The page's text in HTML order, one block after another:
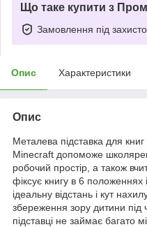
Що таке купити з
Замовлення під
Опис Характеристики
Опис
Металева підставка для
Minecraft допоможе
робочий простір, а також
фіксує книгу в 6
ідеальну відстань і кут
збереження зору дитини під
підставці не займає багато